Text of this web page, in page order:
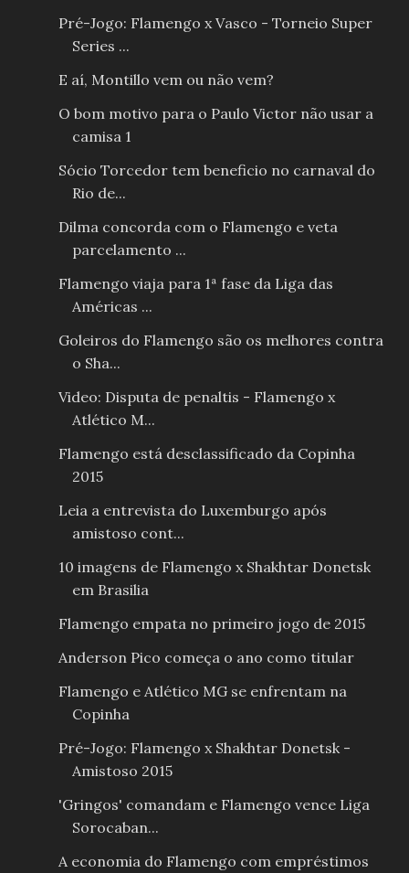
Pré-Jogo: Flamengo x Vasco - Torneio Super
Series ...
E aí, Montillo vem ou não vem?
O bom motivo para o Paulo Victor não usar a
camisa 1
Sócio Torcedor tem beneficio no carnaval do
Rio de...
Dilma concorda com o Flamengo e veta
parcelamento ...
Flamengo viaja para 1ª fase da Liga das
Américas ...
Goleiros do Flamengo são os melhores contra
o Sha...
Video: Disputa de penaltis - Flamengo x
Atlético M...
Flamengo está desclassificado da Copinha
2015
Leia a entrevista do Luxemburgo após
amistoso cont...
10 imagens de Flamengo x Shakhtar Donetsk
em Brasilia
Flamengo empata no primeiro jogo de 2015
Anderson Pico começa o ano como titular
Flamengo e Atlético MG se enfrentam na
Copinha
Pré-Jogo: Flamengo x Shakhtar Donetsk -
Amistoso 2015
'Gringos' comandam e Flamengo vence Liga
Sorocaban...
A economia do Flamengo com empréstimos